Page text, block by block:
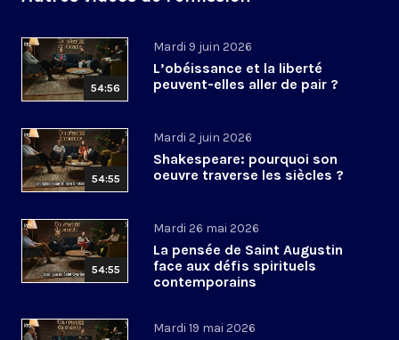
54:56
Mardi 9 juin 2026
L’obéissance et la liberté
peuvent-elles aller de pair ?
54:55
Mardi 2 juin 2026
Shakespeare: pourquoi son
oeuvre traverse les siècles ?
54:55
Mardi 26 mai 2026
La pensée de Saint Augustin
face aux défis spirituels
contemporains
Mardi 19 mai 2026